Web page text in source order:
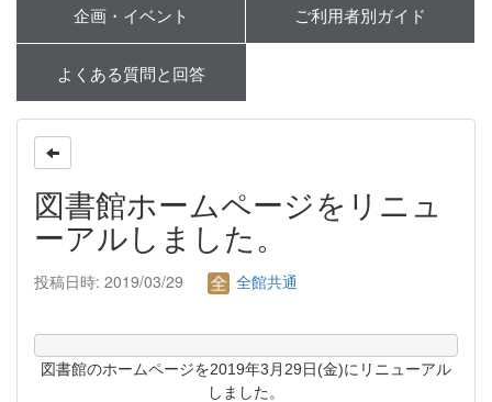
企画・イベント ご利用者別ガイド
よくある質問と回答
図書館ホームページをリニュ
ーアルしました。
投稿日時: 2019/03/29 全館共通
図書館のホームページを2019年3月29日(金)にリニューアル
しました。